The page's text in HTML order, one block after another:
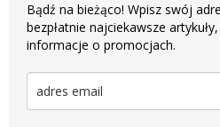
Bądź na bieżąco! Wpisz swój
bezpłatnie najciekawsze
informacje o promocjach.